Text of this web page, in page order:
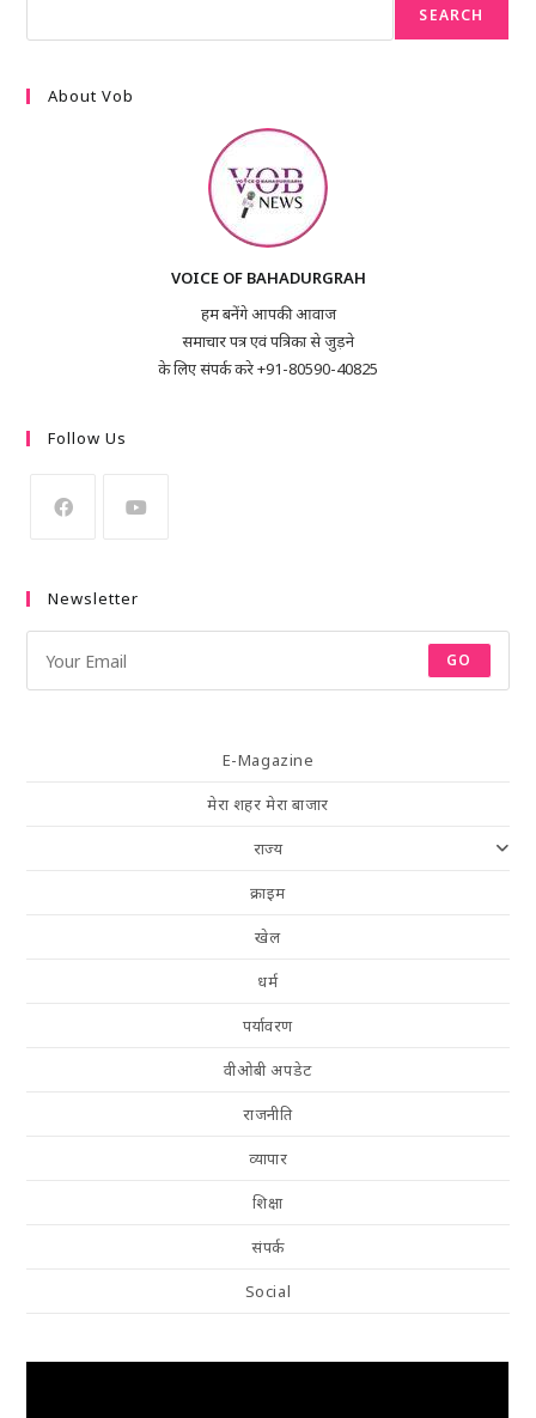
SEARCH
About Vob
VOICE OF BAHADURGRAH
हम बनेंगे आपकी आवाज
समाचार पत्र एवं पत्रिका से जुड़ने
के लिए संपर्क करे +91-80590-40825
Follow Us
Newsletter
GO
E-Magazine
मेरा शहर मेरा बाजार
राज्य
क्राइम
खेल
धर्म
पर्यावरण
वीओबी अपडेट
राजनीति
व्यापार
शिक्षा
संपर्क
Social